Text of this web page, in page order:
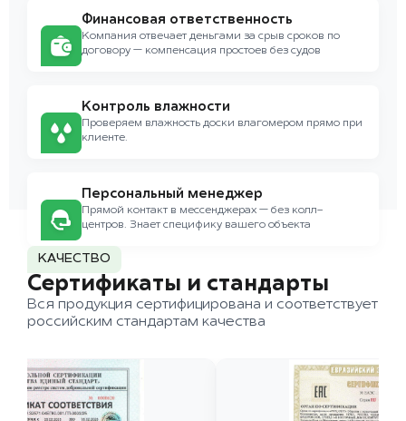
Финансовая ответственность
Компания отвечает деньгами за срыв сроков по
договору — компенсация простоев без судов
Контроль влажности
Проверяем влажность доски влагомером прямо при
клиенте.
Персональный менеджер
Прямой контакт в мессенджерах — без колл-
центров. Знает специфику вашего объекта
КАЧЕСТВО
Сертификаты и стандарты
Вся продукция сертифицирована и соответствует
российским стандартам качества